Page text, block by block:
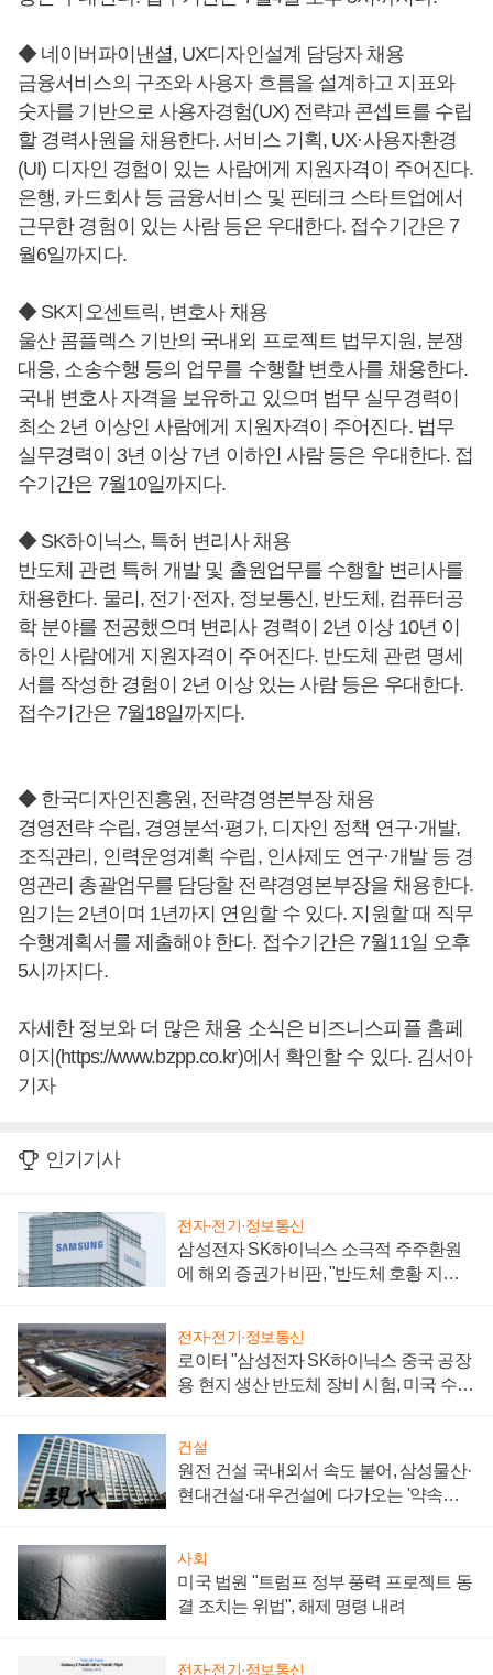
◆ 네이버파이낸셜, UX디자인설계 담당자 채용
금융서비스의 구조와 사용자 흐름을 설계하고 지표와
숫자를 기반으로 사용자경험(UX) 전략과 콘셉트를 수립
할 경력사원을 채용한다. 서비스 기획, UX·사용자환경
(UI) 디자인 경험이 있는 사람에게 지원자격이 주어진다.
은행, 카드회사 등 금융서비스 및 핀테크 스타트업에서
근무한 경험이 있는 사람 등은 우대한다. 접수기간은 7
월6일까지다.
◆ SK지오센트릭, 변호사 채용
울산 콤플렉스 기반의 국내외 프로젝트 법무지원, 분쟁
대응, 소송수행 등의 업무를 수행할 변호사를 채용한다.
국내 변호사 자격을 보유하고 있으며 법무 실무경력이
최소 2년 이상인 사람에게 지원자격이 주어진다. 법무
실무경력이 3년 이상 7년 이하인 사람 등은 우대한다. 접
수기간은 7월10일까지다.
◆ SK하이닉스, 특허 변리사 채용
반도체 관련 특허 개발 및 출원업무를 수행할 변리사를
채용한다. 물리, 전기·전자, 정보통신, 반도체, 컴퓨터공
학 분야를 전공했으며 변리사 경력이 2년 이상 10년 이
하인 사람에게 지원자격이 주어진다. 반도체 관련 명세
서를 작성한 경험이 2년 이상 있는 사람 등은 우대한다.
접수기간은 7월18일까지다.
◆ 한국디자인진흥원, 전략경영본부장 채용
경영전략 수립, 경영분석·평가, 디자인 정책 연구·개발,
조직관리, 인력운영계획 수립, 인사제도 연구·개발 등 경
영관리 총괄업무를 담당할 전략경영본부장을 채용한다.
임기는 2년이며 1년까지 연임할 수 있다. 지원할 때 직무
수행계획서를 제출해야 한다. 접수기간은 7월11일 오후
5시까지다.
자세한 정보와 더 많은 채용 소식은 비즈니스피플 홈페
이지(https://www.bzpp.co.kr)에서 확인할 수 있다. 김서아
기자
인기기사
전자·전기·정보통신
삼성전자 SK하이닉스 소극적 주주환원
에 해외 증권가 비판, "반도체 호황 지속
전자·전기·정보통신
로이터 "삼성전자 SK하이닉스 중국 공장
용 현지 생산 반도체 장비 시험, 미국 수출
건설
원전 건설 국내외서 속도 붙어, 삼성물산·
현대건설·대우건설에 다가오는 '약속의
사회
미국 법원 "트럼프 정부 풍력 프로젝트 동
결 조치는 위법", 해제 명령 내려
전자·전기·정보통신